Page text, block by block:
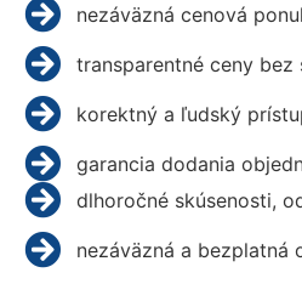
nezáväzná cenová
transparentné ceny
korektný a ľudský
garancia dodania
dlhoročné skúsenosti,
nezáväzná a bezplatná